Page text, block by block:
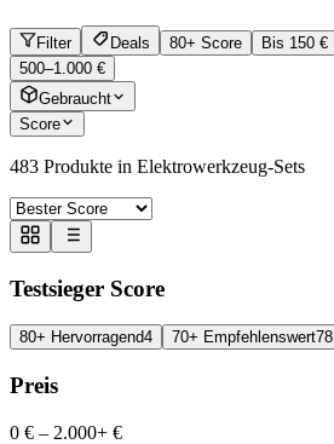
Filter Deals 80+ Score Bis 150 €
500–1.000 €
Gebraucht
Score
483 Produkte in Elektrowerkzeug-Sets
Testsieger Score
80+ Hervorragend4 70+ Empfehlenswert78
Preis
0 € – 2.000+ €